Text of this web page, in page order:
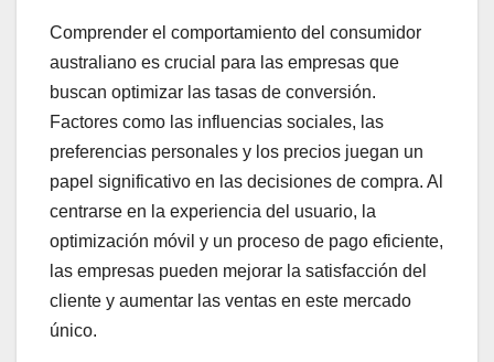
Comprender el comportamiento del consumidor
australiano es crucial para las empresas que
buscan optimizar las tasas de conversión.
Factores como las influencias sociales, las
preferencias personales y los precios juegan un
papel significativo en las decisiones de compra. Al
centrarse en la experiencia del usuario, la
optimización móvil y un proceso de pago eficiente,
las empresas pueden mejorar la satisfacción del
cliente y aumentar las ventas en este mercado
único.